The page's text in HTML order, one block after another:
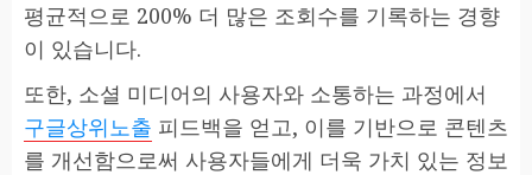
평균적으로 200% 더 많은 조회수를 기록하는 경향
이 있습니다.
또한, 소셜 미디어의 사용자와 소통하는 과정에서
구글상위노출 피드백을 얻고, 이를 기반으로 콘텐츠
를 개선함으로써 사용자들에게 더욱 가치 있는 정보